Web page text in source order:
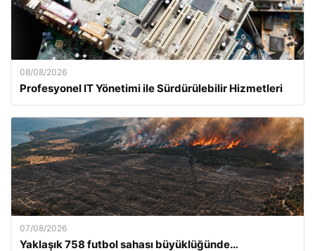
08/08/2026
Profesyonel IT Yönetimi ile Sürdürülebilir Hizmetleri
07/08/2026
Yaklaşık 758 futbol sahası büyüklüğünde…